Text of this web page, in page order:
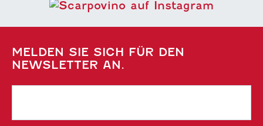
MELDEN SIE SICH FÜR DEN
NEWSLETTER AN.